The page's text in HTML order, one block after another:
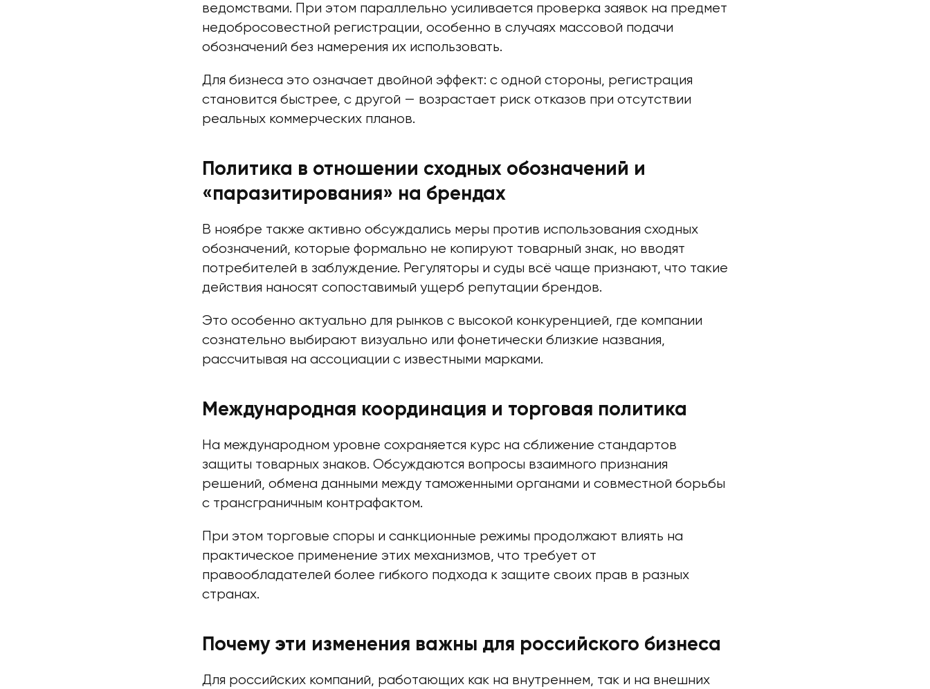
ведомствами. При этом параллельно усиливается проверка заявок на предмет
недобросовестной регистрации, особенно в случаях массовой подачи
обозначений без намерения их использовать.
Для бизнеса это означает двойной эффект: с одной стороны, регистрация
становится быстрее, с другой — возрастает риск отказов при отсутствии
реальных коммерческих планов.
Политика в отношении сходных обозначений и
«паразитирования» на брендах
В ноябре также активно обсуждались меры против использования сходных
обозначений, которые формально не копируют товарный знак, но вводят
потребителей в заблуждение. Регуляторы и суды всё чаще признают, что такие
действия наносят сопоставимый ущерб репутации брендов.
Это особенно актуально для рынков с высокой конкуренцией, где компании
сознательно выбирают визуально или фонетически близкие названия,
рассчитывая на ассоциации с известными марками.
Международная координация и торговая политика
На международном уровне сохраняется курс на сближение стандартов
защиты товарных знаков. Обсуждаются вопросы взаимного признания
решений, обмена данными между таможенными органами и совместной борьбы
с трансграничным контрафактом.
При этом торговые споры и санкционные режимы продолжают влиять на
практическое применение этих механизмов, что требует от
правообладателей более гибкого подхода к защите своих прав в разных
странах.
Почему эти изменения важны для российского бизнеса
Для российских компаний, работающих как на внутреннем, так и на внешних